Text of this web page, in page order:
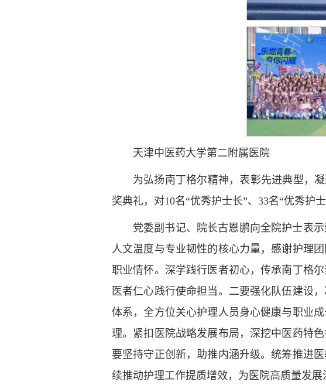
天津中医药大学第二附属医院
为弘扬南丁格尔精神，表彰先进典型，
奖典礼，对10名“优秀护士长”、33名“优秀护
党委副书记、院长古恩鹏向全院护士表
人文温度与专业韧性的核心力量，感谢护理
职业情怀。深学践行医者初心，传承南丁格
医者仁心践行使命担当。二要强化队伍建设
体系，全方位关心护理人员身心健康与职业
理。紧扣医院战略发展布局，深挖中医药特
要坚持守正创新，助推内涵升级。统筹推进
续推动护理工作提质增效，为医院高质量发展